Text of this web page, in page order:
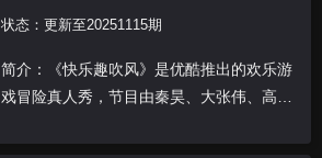
状态：更新至20251115期
简介：《快乐趣吹风》是优酷推出的欢乐游
戏冒险真人秀，节目由秦昊、大张伟、高瀚
风团”，展开以“减法挑战”为核心的游戏式旅